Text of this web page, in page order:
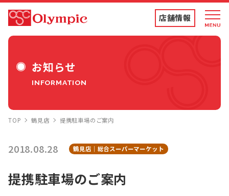
店舗情報
お知らせ
INFORMATION
TOP 鶴見店 提携駐車場のご案内
2018.08.28 鶴見店｜総合スーパーマーケット
提携駐車場のご案内